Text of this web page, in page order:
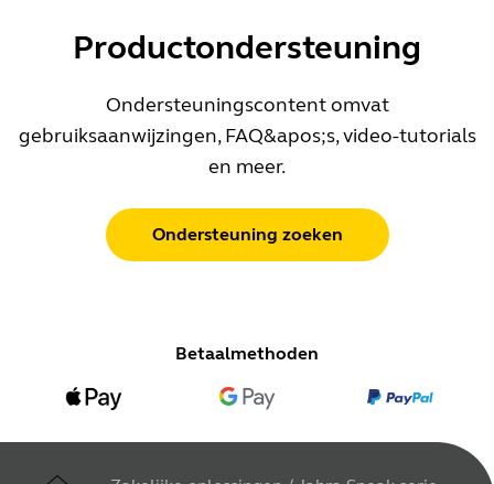
Productondersteuning
Ondersteuningscontent omvat
gebruiksaanwijzingen, FAQ&apos;s, video-tutorials
en meer.
Ondersteuning zoeken
Betaalmethoden